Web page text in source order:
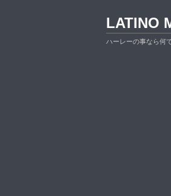
LATINO
ハーレーの事なら何